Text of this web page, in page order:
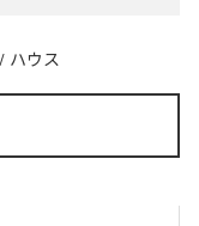
/ ハウス